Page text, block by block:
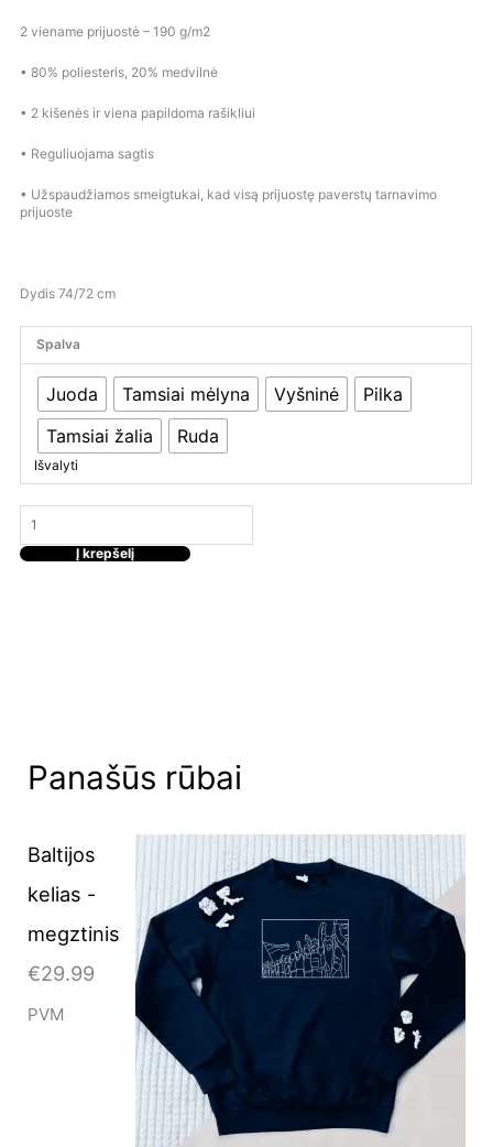
Panašūs rūbai
Baltijos
kelias -
megztinis
€29.99
PVM
2 viename prijuostė – 190 g/m2
• 80% poliesteris, 20% medvilnė
• 2 kišenės ir viena papildoma rašikliui
• Reguliuojama sagtis
• Užspaudžiamos smeigtukai, kad visą prijuostę paverstų tarnavimo
prijuoste
Dydis 74/72 cm
Spalva
Juoda Tamsiai mėlyna Vyšninė
Pilka
Tamsiai žalia
Ruda
Išvalyti
Į krepšelį